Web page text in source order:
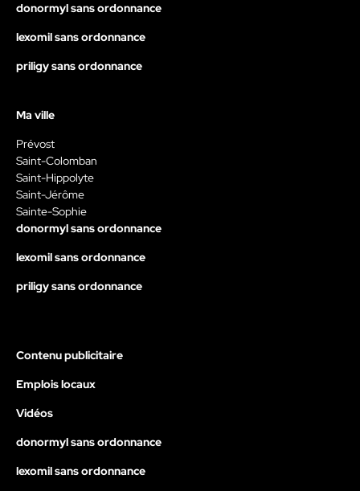
donormyl sans ordonnance
lexomil sans ordonnance
priligy sans ordonnance
Ma ville
Prévost
Saint-Colomban
Saint-Hippolyte
Saint-Jérôme
Sainte-Sophie
donormyl sans ordonnance
lexomil sans ordonnance
priligy sans ordonnance
Contenu publicitaire
Emplois locaux
Vidéos
donormyl sans ordonnance
lexomil sans ordonnance